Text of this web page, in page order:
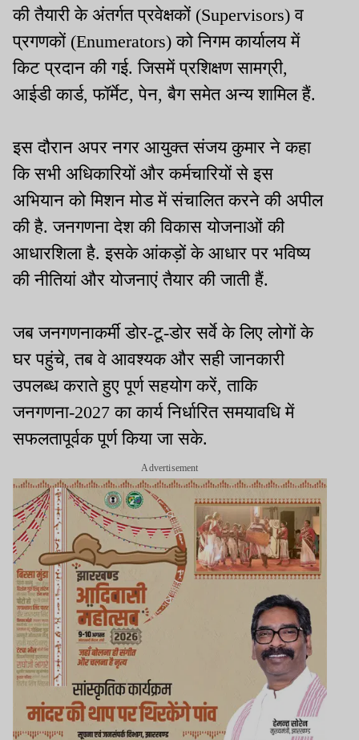
की तैयारी के अंतर्गत प्रवेक्षकों (Supervisors) व
प्रगणकों (Enumerators) को निगम कार्यालय में
किट प्रदान की गई. जिसमें प्रशिक्षण सामग्री,
आईडी कार्ड, फॉर्मेट, पेन, बैग समेत अन्य शामिल हैं.
इस दौरान अपर नगर आयुक्त संजय कुमार ने कहा
कि सभी अधिकारियों और कर्मचारियों से इस
अभियान को मिशन मोड में संचालित करने की अपील
की है. जनगणना देश की विकास योजनाओं की
आधारशिला है. इसके आंकड़ों के आधार पर भविष्य
की नीतियां और योजनाएं तैयार की जाती हैं.
जब जनगणनाकर्मी डोर-टू-डोर सर्वे के लिए लोगों के
घर पहुंचे, तब वे आवश्यक और सही जानकारी
उपलब्ध कराते हुए पूर्ण सहयोग करें, ताकि
जनगणना-2027 का कार्य निर्धारित समयावधि में
सफलतापूर्वक पूर्ण किया जा सके.
Advertisement